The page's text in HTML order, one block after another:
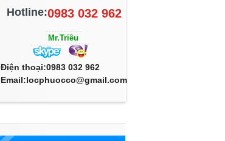
Hotline:0983 032 962
Mr.Triều
Điện thoại:0983 032 962
Email:locphuocco@gmail.com